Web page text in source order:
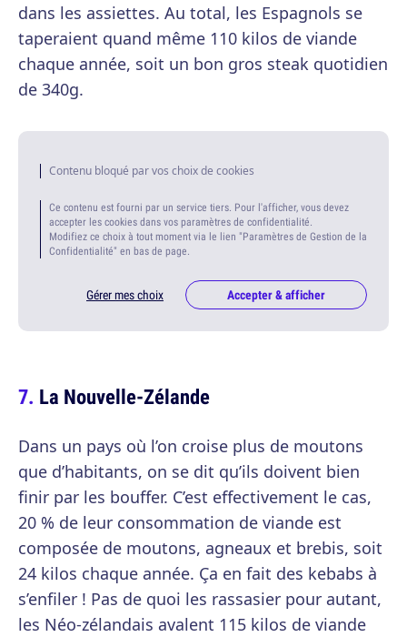
dans les assiettes. Au total, les Espagnols se
taperaient quand même 110 kilos de viande
chaque année, soit un bon gros steak quotidien
de 340g.
Contenu bloqué par vos choix de cookies
Ce contenu est fourni par un service tiers. Pour l'afficher, vous devez
accepter les cookies dans vos paramètres de confidentialité.
Modifiez ce choix à tout moment via le lien "Paramètres de Gestion de la
Confidentialité" en bas de page.
Gérer mes choix Accepter & afficher
La Nouvelle-Zélande
Dans un pays où l’on croise plus de moutons
que d’habitants, on se dit qu’ils doivent bien
finir par les bouffer. C’est effectivement le cas,
20 % de leur consommation de viande est
composée de moutons, agneaux et brebis, soit
24 kilos chaque année. Ça en fait des kebabs à
s’enfiler ! Pas de quoi les rassasier pour autant,
les Néo-zélandais avalent 115 kilos de viande